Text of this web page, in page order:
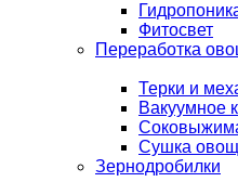
Фитосвет
Переработка
Терки и
Вакуумное
Сушка
Зернодробилки